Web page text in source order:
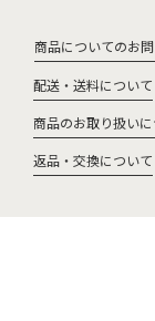
商品についてのお
配送・送料について
商品のお取り扱い
返品・交換について